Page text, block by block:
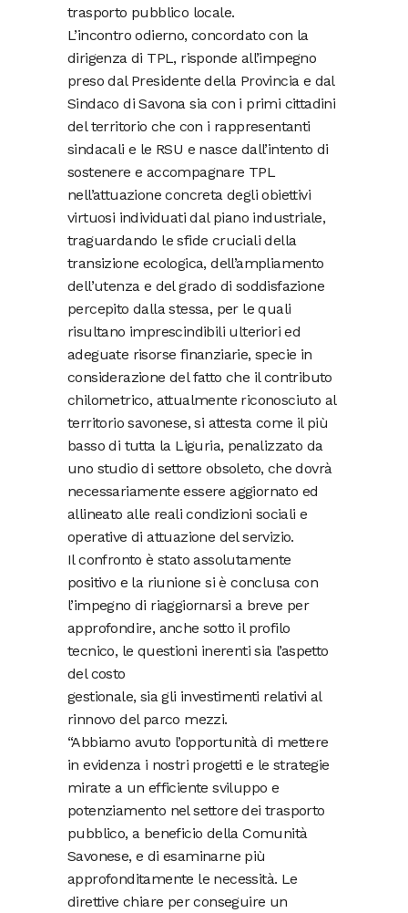
trasporto pubblico locale.
L’incontro odierno, concordato con la
dirigenza di TPL, risponde all’impegno
preso dal Presidente della Provincia e dal
Sindaco di Savona sia con i primi cittadini
del territorio che con i rappresentanti
sindacali e le RSU e nasce dall’intento di
sostenere e accompagnare TPL
nell’attuazione concreta degli obiettivi
virtuosi individuati dal piano industriale,
traguardando le sfide cruciali della
transizione ecologica, dell’ampliamento
dell’utenza e del grado di soddisfazione
percepito dalla stessa, per le quali
risultano imprescindibili ulteriori ed
adeguate risorse finanziarie, specie in
considerazione del fatto che il contributo
chilometrico, attualmente riconosciuto al
territorio savonese, si attesta come il più
basso di tutta la Liguria, penalizzato da
uno studio di settore obsoleto, che dovrà
necessariamente essere aggiornato ed
allineato alle reali condizioni sociali e
operative di attuazione del servizio.
Il confronto è stato assolutamente
positivo e la riunione si è conclusa con
l’impegno di riaggiornarsi a breve per
approfondire, anche sotto il profilo
tecnico, le questioni inerenti sia l’aspetto
del costo
gestionale, sia gli investimenti relativi al
rinnovo del parco mezzi.
“Abbiamo avuto l’opportunità di mettere
in evidenza i nostri progetti e le strategie
mirate a un efficiente sviluppo e
potenziamento nel settore dei trasporto
pubblico, a beneficio della Comunità
Savonese, e di esaminarne più
approfonditamente le necessità. Le
direttive chiare per conseguire un